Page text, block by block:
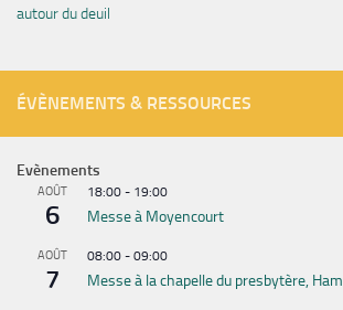
autour du deuil
ÉVÈNEMENTS & RESSOURCES
Evènements
AOÛT
6
18:00 - 19:00
Messe à Moyencourt
AOÛT
7
08:00 - 09:00
Messe à la chapelle du presbytère, Ham